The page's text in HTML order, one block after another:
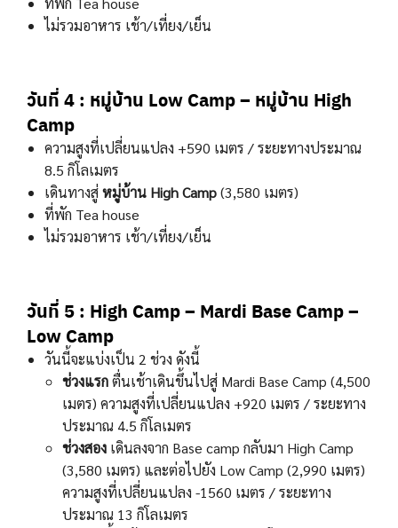
ไม่รวมอาหาร เช้า/เที่ยง/เย็น
วันที่ 4 : หมู่บ้าน Low Camp – หมู่บ้าน High
Camp
ความสูงที่เปลี่ยนแปลง +590 เมตร / ระยะทางประมาณ
8.5 กิโลเมตร
เดินทางสู่หมู่บ้าน High Camp(3,580 เมตร)
ที่พัก Tea house
ไม่รวมอาหาร เช้า/เที่ยง/เย็น
วันที่ 5 : High Camp – Mardi Base Camp –
Low Camp
วันนี้จะแบ่งเป็น 2 ช่วง ดังนี้
ช่วงแรกตื่นเช้าเดินขึ้นไปสู่ Mardi Base Camp (4,500
เมตร) ความสูงที่เปลี่ยนแปลง +920 เมตร / ระยะทาง
ประมาณ 4.5 กิโลเมตร
ช่วงสอง เดินลงจาก Base camp กลับมา High Camp
(3,580 เมตร) และต่อไปยัง Low Camp (2,990 เมตร)
ความสูงที่เปลี่ยนแปลง -1560 เมตร / ระยะทาง
ประมาณ 13 กิโลเมตร